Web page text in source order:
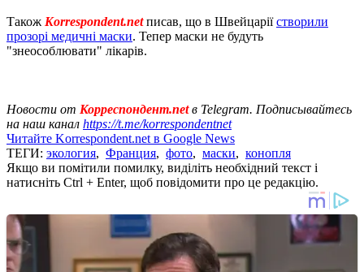
Також Korrespondent.netписав, що в Швейцаріїстворили
прозорі медичні маски. Тепер маски не будуть
"знеособлювати" лікарів.
Новости от Корреспондент.netв Telegram. Подписывайтесь
на наш канал https://t.me/korrespondentnet
Читайте Korrespondent.net в Google News
ТЕГИ: экология, Франция, фото, маски, конопля
Якщо ви помітили помилку, виділіть необхідний текст і
натисніть Ctrl + Enter, щоб повідомити про це редакцію.